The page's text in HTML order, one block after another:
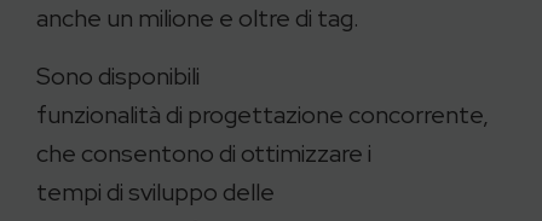
anche un milione e oltre di tag.
Sono disponibili
funzionalità di progettazione concorrente,
che consentono di ottimizzare i
tempi di sviluppo delle